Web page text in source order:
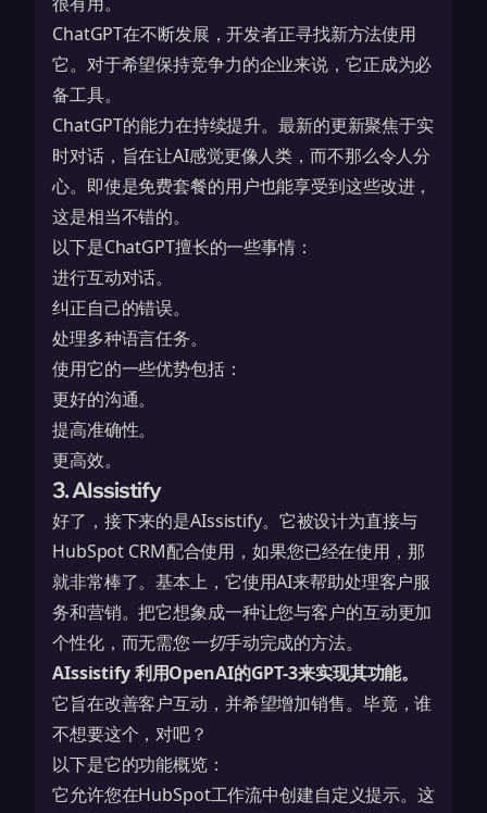
ChatGPT在不断发展，开发者正寻找新方法使用
它。对于希望保持竞争力的企业来说，它正成为必
备工具。
ChatGPT的能力在持续提升。最新的更新聚焦于实
时对话，旨在让AI感觉更像人类，而不那么令人分
心。即使是免费套餐的用户也能享受到这些改进，
这是相当不错的。
以下是ChatGPT擅长的一些事情：
进行互动对话。
纠正自己的错误。
处理多种语言任务。
使用它的一些优势包括：
更好的沟通。
提高准确性。
更高效。
3. AIssistify
好了，接下来的是AIssistify。它被设计为直接与
HubSpot CRM配合使用，如果您已经在使用，那
就非常棒了。基本上，它使用AI来帮助处理客户服
务和营销。把它想象成一种让您与客户的互动更加
个性化，而无需您一切手动完成的方法。
AIssistify 利用OpenAI的GPT-3来实现其功能。
它旨在改善客户互动，并希望增加销售。毕竟，谁
不想要这个，对吧？
以下是它的功能概览：
它允许您在HubSpot工作流中创建自定义提示。这